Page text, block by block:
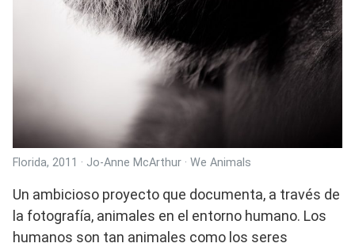
Florida, 2011 · Jo-Anne McArthur · We Animals
Un ambicioso proyecto que documenta, a través de
la fotografía, animales en el entorno humano. Los
humanos son tan animales como los seres